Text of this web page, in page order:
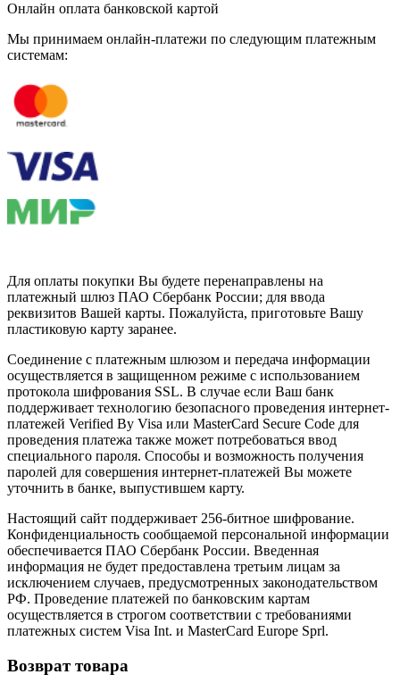
Онлайн оплата банковской картой
Мы принимаем онлайн-платежи по cледующим платежным
системам:
Для оплаты покупки Вы будете перенаправлены на
платежный шлюз ПАО Сбербанк России; для ввода
реквизитов Вашей карты. Пожалуйста, приготовьте Вашу
пластиковую карту заранее.
Соединение с платежным шлюзом и передача информации
осуществляется в защищенном режиме с использованием
протокола шифрования SSL. В случае если Ваш банк
поддерживает технологию безопасного проведения интернет-
платежей Verified By Visa или MasterCard Secure Code для
проведения платежа также может потребоваться ввод
специального пароля. Способы и возможность получения
паролей для совершения интернет-платежей Вы можете
уточнить в банке, выпустившем карту.
Настоящий сайт поддерживает 256-битное шифрование.
Конфиденциальность сообщаемой персональной информации
обеспечивается ПАО Сбербанк России. Введенная
информация не будет предоставлена третьим лицам за
исключением случаев, предусмотренных законодательством
РФ. Проведение платежей по банковским картам
осуществляется в строгом соответствии с требованиями
платежных систем Visa Int. и MasterCard Europe Sprl.
Возврат товара